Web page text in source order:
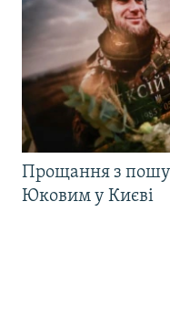
Прощання з
Юковим у Києві